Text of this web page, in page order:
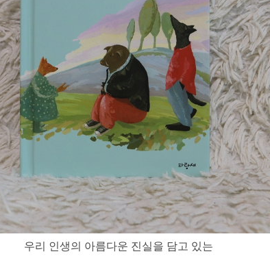
우리 인생의 아름다운 진실을 담고 있는